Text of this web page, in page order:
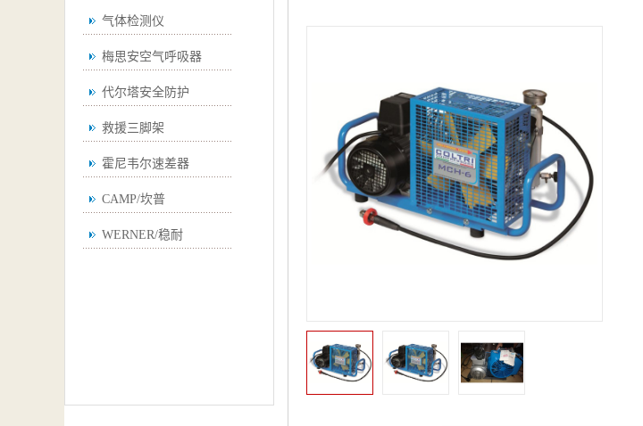
气体检测仪
梅思安空气呼吸器
代尔塔安全防护
救援三脚架
霍尼韦尔速差器
CAMP/坎普
WERNER/稳耐